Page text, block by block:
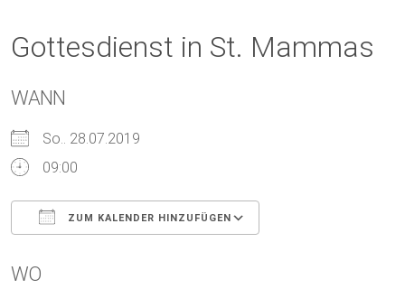
Gottesdienst in St. Mammas
WANN
So.. 28.07.2019
09:00
ZUM KALENDER HINZUFÜGEN
WO